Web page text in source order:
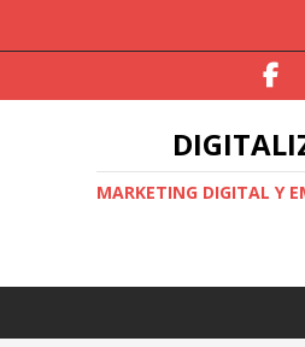
MARKETING DIGITAL Y